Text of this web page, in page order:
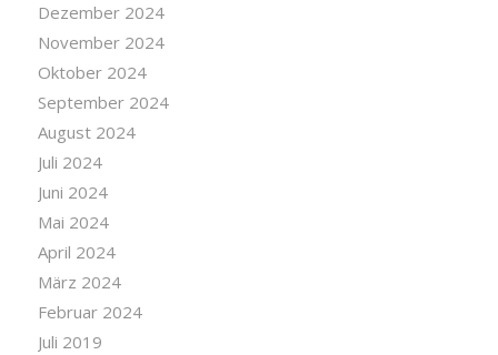
Dezember 2024
November 2024
Oktober 2024
September 2024
August 2024
Juli 2024
Juni 2024
Mai 2024
April 2024
März 2024
Februar 2024
Juli 2019